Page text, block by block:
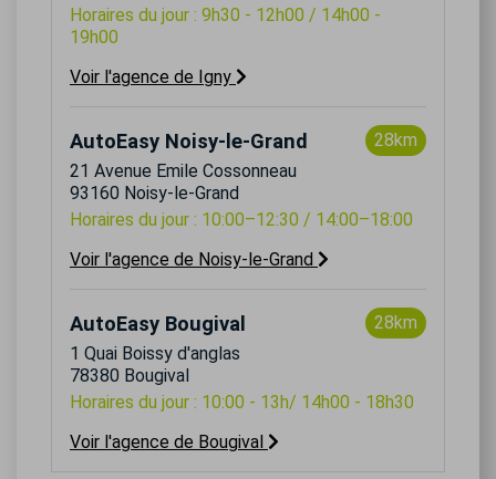
Horaires du jour : 9h30 - 12h00 / 14h00 -
19h00
Voir l'agence de Igny
AutoEasy Noisy-le-Grand
28km
21 Avenue Emile Cossonneau
93160 Noisy-le-Grand
Horaires du jour : 10:00–12:30 / 14:00–18:00
Voir l'agence de Noisy-le-Grand
AutoEasy Bougival
28km
1 Quai Boissy d'anglas
78380 Bougival
Horaires du jour : 10:00 - 13h/ 14h00 - 18h30
Voir l'agence de Bougival